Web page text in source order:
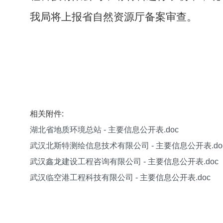
我局将上报省自然资源厅备案审查。
相关附件:
湖北省地质环境总站 - 主要信息公开表.doc
武汉北斯特测绘信息技术有限公司 - 主要信息公开表
武汉鑫龙建设工程咨询有限公司 - 主要信息公开表.doc
武汉临空港工程科技有限公司 - 主要信息公开表.doc